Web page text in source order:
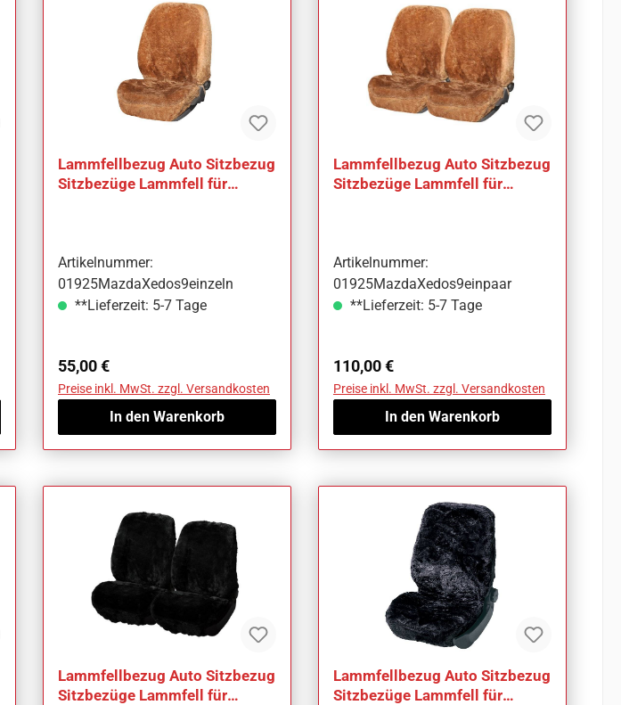
Lammfellbezug Auto Sitzbezug
Sitzbezüge Lammfell für
Artikelnummer:
01925MazdaXedos9einzeln
**Lieferzeit: 5-7 Tage
Regulärer Preis:
55,00 €
Preise inkl. MwSt. zzgl. Versandkosten
In den Warenkorb
Lammfellbezug Auto Sitzbezug
Sitzbezüge Lammfell für
Artikelnummer:
01925MazdaXedos9einpaar
**Lieferzeit: 5-7 Tage
Regulärer Preis:
110,00 €
Preise inkl. MwSt. zzgl. Versandkosten
In den Warenkorb
Lammfellbezug Auto Sitzbezug
Sitzbezüge Lammfell für
Lammfellbezug Auto Sitzbezug
Sitzbezüge Lammfell für